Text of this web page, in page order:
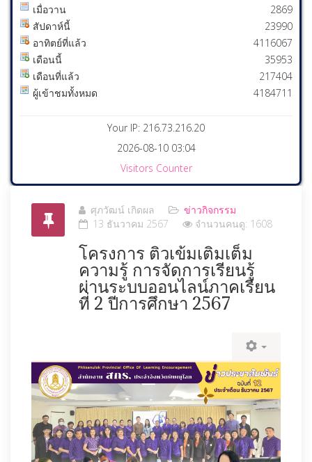
เมื่อวาน
สัปดาห์นี้
อาทิตย์ที่แล้ว
เดือนนี้
เดือนที่แล้ว
ผู้เข้าชมทั้งหมด
2869
23990
4116067
35953
217404
4184711
Your IP: 216.73.216.20
2026-08-10 03:04
Visitors Counter
ศุภวัฒน์ เกิดผล
ข่าวกิจกรรม
13 ธันวาคม 2567
จำนวนคนดู: 1608
โครงการ ติวเข้มเติมเต็ม
ความรู้ การจัดการเรียนรู้
ผ่านระบบออนไลน์ภาคเรียน
ที่ 2 ปีการศึกษา 2567